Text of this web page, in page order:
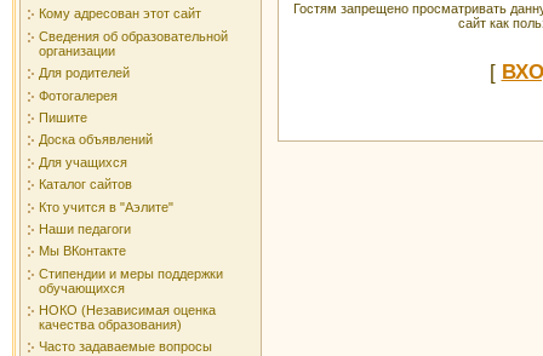
Кому адресован этот сайт
Сведения об образовательной
организации
Для родителей
Фотогалерея
Пишите
Доска объявлений
Для учащихся
Каталог сайтов
Кто учится в "Аэлите"
Наши педагоги
Мы ВКонтакте
Стипендии и меры поддержки
обучающихся
НОКО (Независимая оценка
качества образования)
Часто задаваемые вопросы
Гостям запрещено просматривать
сайт как
[